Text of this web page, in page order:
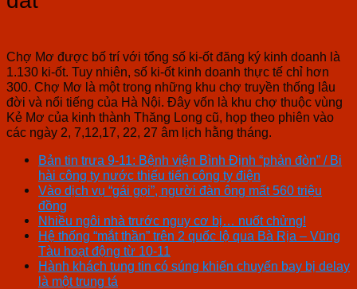
Chợ Mơ được bố trí với tổng số ki-ốt đăng ký kinh doanh là
1.130 ki-ốt. Tuy nhiên, số ki-ốt kinh doanh thực tế chỉ hơn
300. Chợ Mơ là một trong những khu chợ truyền thống lâu
đời và nổi tiếng của Hà Nội. Đây vốn là khu chợ thuộc vùng
Kẻ Mơ của kinh thành Thăng Long cũ, họp theo phiên vào
các ngày 2, 7,12,17, 22, 27 âm lịch hằng tháng.
Bản tin trưa 9-11: Bệnh viện Bình Định “phản đòn” / Bi
hài công ty nước thiếu tiến công ty điện
Vào dịch vụ “gái gọi”, người đàn ông mất 560 triệu
đồng
Nhiều ngôi nhà trước nguy cơ bị… nuốt chửng!
Hệ thống “mắt thần” trên 2 quốc lộ qua Bà Rịa – Vũng
Tàu hoạt động từ 10-11
Hành khách tung tin có súng khiến chuyến bay bị delay
là một trung tá